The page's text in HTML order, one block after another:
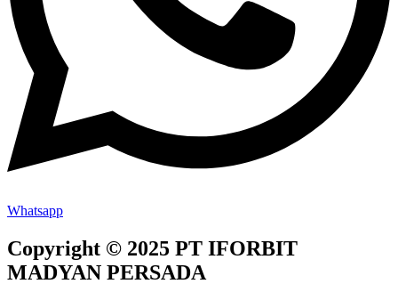
Whatsapp
Copyright © 2025 PT IFORBIT
MADYAN PERSADA